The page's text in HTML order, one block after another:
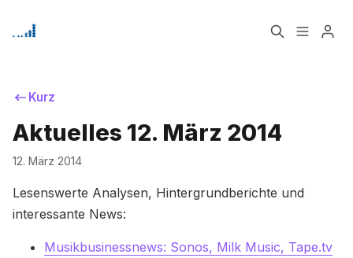
Home
Bitte geben Sie mindestens 3 Zeichen ein
Kurz
Aktuelles 12. März 2014
12. März 2014
Lesenswerte Analysen, Hintergrundberichte und
interessante News:
Musikbusinessnews: Sonos, Milk Music, Tape.tv